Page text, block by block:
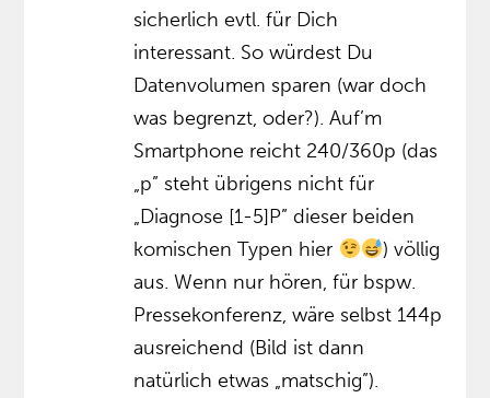
sicherlich evtl. für Dich
interessant. So würdest Du
Datenvolumen sparen (war doch
was begrenzt, oder?). Auf’m
Smartphone reicht 240/360p (das
„p” steht übrigens nicht für
„Diagnose [1-5]P” dieser beiden
komischen Typen hier
) völlig
aus. Wenn nur hören, für bspw.
Pressekonferenz, wäre selbst 144p
ausreichend (Bild ist dann
natürlich etwas „matschig”).